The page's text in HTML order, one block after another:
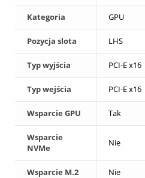
Kategoria GPU
Pozycja slota LHS
Typ wyjścia PCI-E x16
Typ wejścia PCI-E x16
Wsparcie GPU Tak
Wsparcie
NVMe
Nie
Wsparcie M.2 Nie